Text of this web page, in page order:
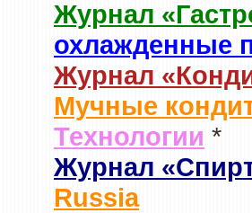
Журнал
охлажденные
Журнал
Мучные
Технологии *
Журнал
Russia